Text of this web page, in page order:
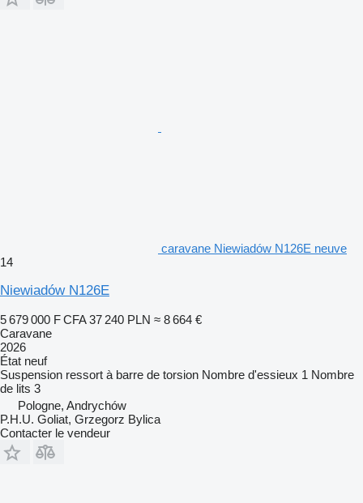
caravane Niewiadów N126E neuve
14
Niewiadów N126E
5 679 000 F CFA 37 240 PLN ≈ 8 664 €
Caravane
2026
État neuf
Suspension ressort à barre de torsion Nombre d'essieux 1 Nombre
de lits 3
Pologne, Andrychów
P.H.U. Goliat, Grzegorz Bylica
Contacter le vendeur